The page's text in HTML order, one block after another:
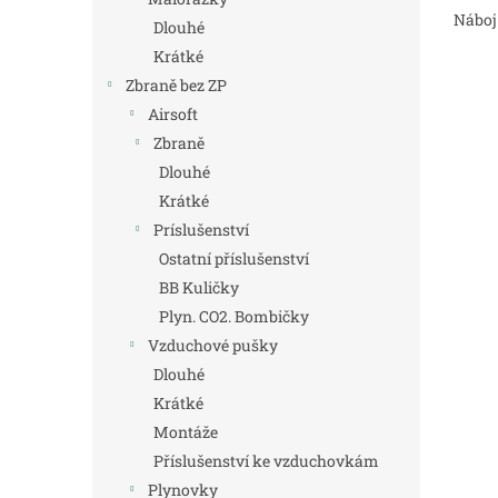
Dlouhé
Krátké
Zbraně bez ZP
Airsoft
Zbraně
Dlouhé
Krátké
Príslušenství
Ostatní příslušenství
BB Kuličky
Plyn. CO2. Bombičky
Vzduchové pušky
Dlouhé
Krátké
Montáže
Příslušenství ke vzduchovkám
Plynovky